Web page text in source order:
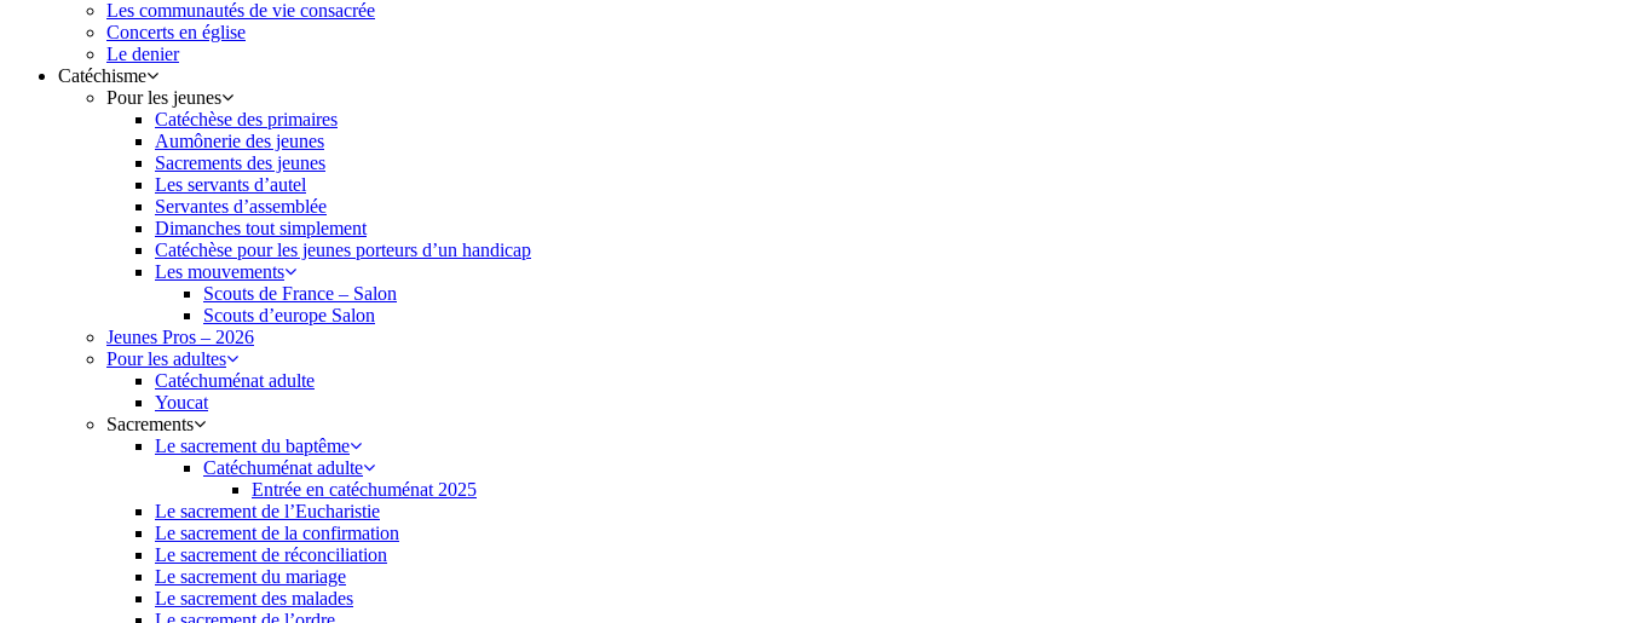
Les communautés de vie consacrée
Concerts en église
Le denier
Catéchisme
Pour les jeunes
Catéchèse des primaires
Aumônerie des jeunes
Sacrements des jeunes
Les servants d’autel
Servantes d’assemblée
Dimanches tout simplement
Catéchèse pour les jeunes porteurs d’un handicap
Les mouvements
Scouts de France – Salon
Scouts d’europe Salon
Jeunes Pros – 2026
Pour les adultes
Catéchuménat adulte
Youcat
Sacrements
Le sacrement du baptême
Catéchuménat adulte
Entrée en catéchuménat 2025
Le sacrement de l’Eucharistie
Le sacrement de la confirmation
Le sacrement de réconciliation
Le sacrement du mariage
Le sacrement des malades